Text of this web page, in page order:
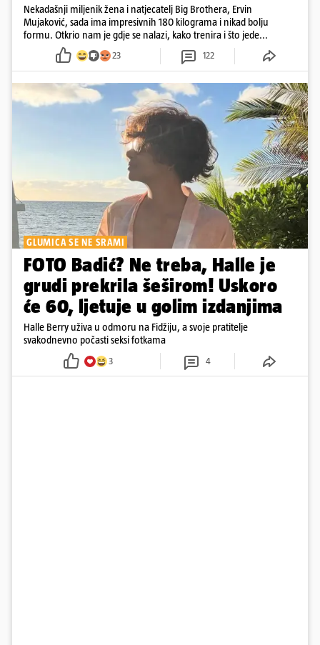
Nekadašnji miljenik žena i natjecatelj Big Brothera, Ervin
Mujaković, sada ima impresivnih 180 kilograma i nikad bolju
formu. Otkrio nam je gdje se nalazi, kako trenira i što jede...
23 122
GLUMICA SE NE SRAMI
FOTO Badić? Ne treba, Halle je
grudi prekrila šeširom! Uskoro
će 60, ljetuje u golim izdanjima
Halle Berry uživa u odmoru na Fidžiju, a svoje pratitelje
svakodnevno počasti seksi fotkama
3 4